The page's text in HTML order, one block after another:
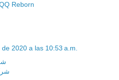
Reborn
2020 a las 10:53 a.m.